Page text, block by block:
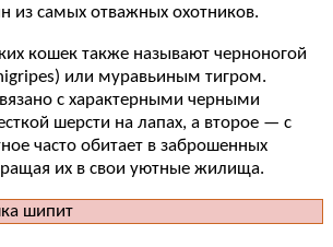
из самых отважных охотников.
кошек также называют черноногой
или муравьиным тигром.
с характерными черными
шерсти на лапах, а второе — с
часто обитает в заброшенных
их в свои уютные жилища.